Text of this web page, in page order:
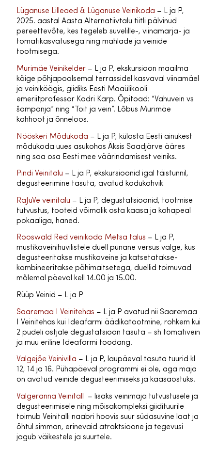
Lüganuse Lilleaed & Lüganuse Veinikoda – L ja P,
2025. aastal Aasta Alternatiivtalu tiitli pälvinud
pereettevõte, kes tegeleb suvelille-, viinamarja- ja
tomatikasvatusega ning mahlade ja veinide
tootmisega.
Murimäe Veinikelder– L ja P, ekskursioon maailma
kõige põhjapoolsemal terrassidel kasvaval viinamäel
ja veiniköögis, giidiks Eesti Maaülikooli
emeriitprofessor Kadri Karp. Õpitoad: “Vahuvein vs
šampanja” ning “Toit ja vein”. Lõbus Murimäe
kahhoot ja õnneloos.
Nööskeri Mõdukoda – L ja P, külasta Eesti ainukest
mõdukoda uues asukohas Äksis Saadjärve ääres
ning saa osa Eesti mee väärindamisest veiniks.
Pindi Veinitalu – L ja P, ekskursioonid igal täistunnil,
degusteerimine tasuta, avatud kodukohvik
RaJuVe veinitalu – L ja P, degustatsioonid, tootmise
tutvustus, tooteid võimalik osta kaasa ja kohapeal
pokaaliga, haned.
Rooswald Red veinikoda Metsa talus – L ja P,
mustikaveinihuvilistele duell punane versus valge, kus
degusteeritakse mustikaveine ja katsetatakse-
kombineeritakse põhimaitsetega, duellid toimuvad
mõlemal päeval kell 14.00 ja 15.00.
Rüüp Veinid – L ja P
Saaremaa I Veinitehas – L ja P avatud nii Saaremaa
I Veinitehas kui Ideafarmi äädikatootmine, rohkem kui
2 pudeli ostjale degustatsioon tasuta – sh tomativein
ja muu eriline Ideafarmi toodang.
Valgejõe Veinivilla – L ja P, laupäeval tasuta tuurid kl
12, 14 ja 16. Pühapäeval programmi ei ole, aga maja
on avatud veinide degusteerimiseks ja kaasaostuks.
Valgeranna Veinitall
– lisaks veinimaja tutvustusele ja
degusteerimisele ning mõisakompleksi giidituurile
toimub Veinitalli naabri hoovis suur südasuvine laat ja
õhtul simman, erinevaid atraktsioone ja tegevusi
jagub väikestele ja suurtele.